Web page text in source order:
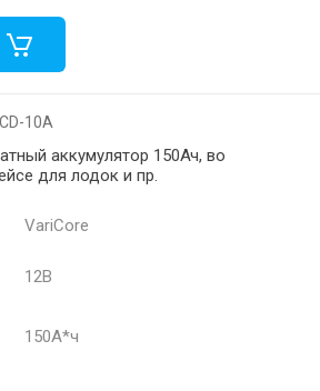
10A
аккумулятор 150Ач, во
для лодок и пр.
VariCore
12В
150А*ч